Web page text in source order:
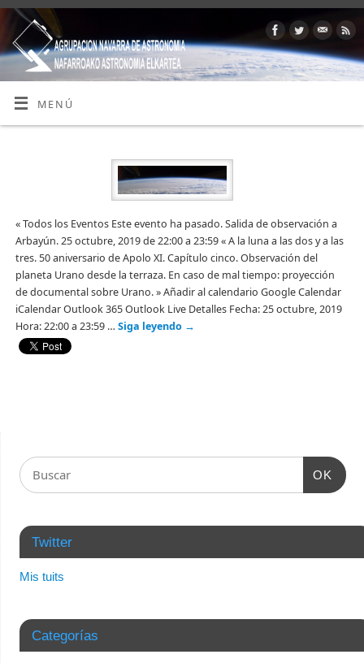
MENÚ
« Todos los Eventos Este evento ha pasado. Salida de observación a
Arbayún. 25 octubre, 2019 de 22:00 a 23:59 « A la luna a las dos y a las
tres. 50 aniversario de Apolo XI. Capítulo cinco. Observación del
planeta Urano desde la terraza. En caso de mal tiempo: proyección
de documental sobre Urano. » Añadir al calendario Google Calendar
iCalendar Outlook 365 Outlook Live Detalles Fecha: 25 octubre, 2019
Hora: 22:00 a 23:59 … Siga leyendo →
OK
Twitter
Mis tuits
Categorías